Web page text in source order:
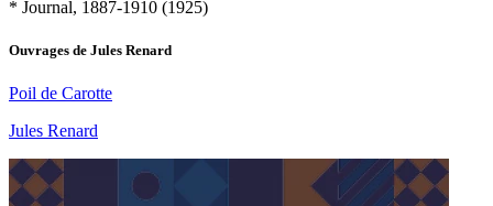
* Journal, 1887-1910 (1925)
Ouvrages de Jules Renard
Poil de Carotte
Jules Renard